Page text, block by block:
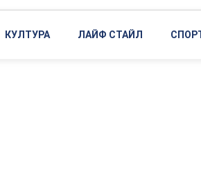
КУЛТУРА ЛАЙФ СТАЙЛ